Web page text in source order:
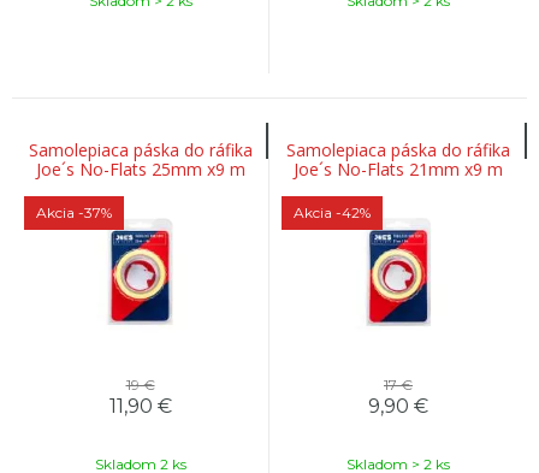
Samolepiaca páska do ráfika
Joe´s No-Flats 25mm x9 m
Akcia -37%
19 €
11,90 €
Skladom 2 ks
Samolepiaca páska do ráfika
Joe´s No-Flats 21mm x9 m
Akcia -42%
17 €
9,90 €
Skladom > 2 ks